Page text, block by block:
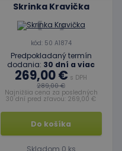
Skrinka Kravička
kód: 50 A1874
Predpokladaný termín
dodania: 30 dní a viac
269,00 € s DPH
289,00 €
Najnižšia cena za posledných
30 dní pred zľavou: 269,00 €
Do košíka
Skladom 0 ks